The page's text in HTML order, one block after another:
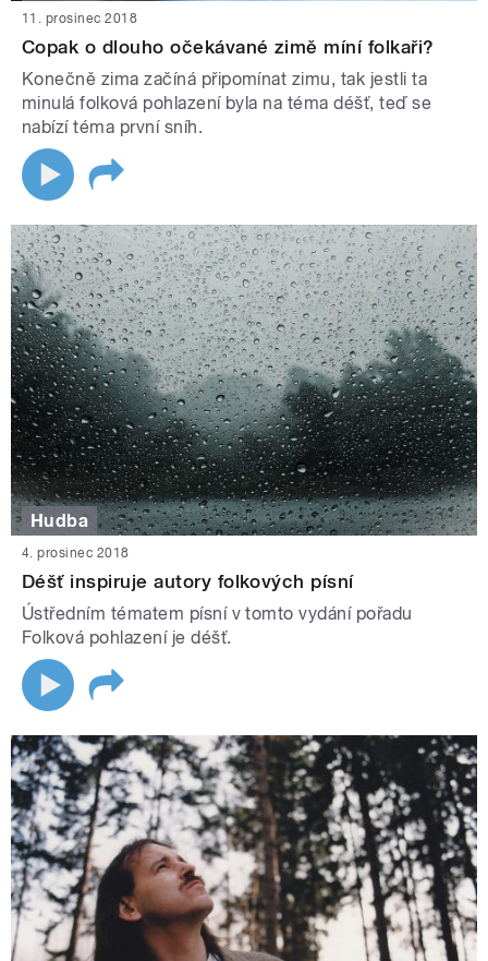
11. prosinec 2018
Copak o dlouho očekávané zimě míní folkaři?
Konečně zima začíná připomínat zimu, tak jestli ta
minulá folková pohlazení byla na téma déšť, teď se
nabízí téma první sníh.
Hudba
4. prosinec 2018
Déšť inspiruje autory folkových písní
Ústředním tématem písní v tomto vydání pořadu
Folková pohlazení je déšť.